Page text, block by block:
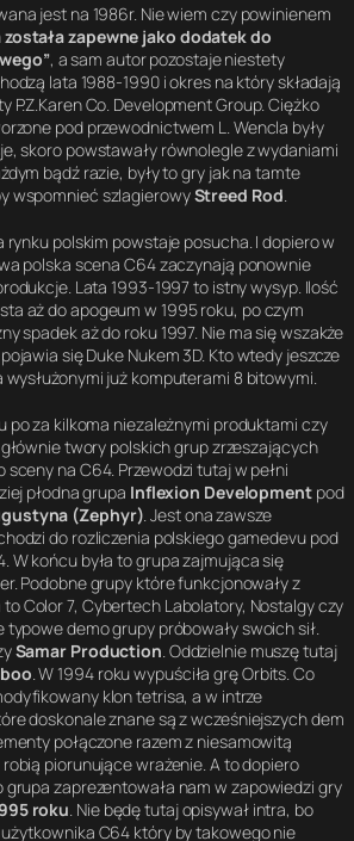
jest na 1986r. Nie wiem czy powinienem
zapewne jako dodatek do
, a sam autor pozostaje niestety
lata 1988-1990 i okres na który składają
P.Z.Karen Co. Development Group. Ciężko
pod przewodnictwem L. Wencla były
skoro powstawały równolegle z wydaniami
bądź razie, były to gry jak na tamte
wspomnieć szlagierowyStreed Rod.
rynku polskim powstaje posucha. I dopiero w
polska scena C64 zaczynają ponownie
Lata 1993-1997 to istny wysyp. Ilość
aż do apogeum w 1995 roku, po czym
spadek aż do roku 1997. Nie ma się wszakże
się Duke Nukem 3D. Kto wtedy jeszcze
już komputerami 8 bitowymi.
po za kilkoma niezależnymi produktami czy
twory polskich grup zrzeszających
sceny na C64. Przewodzi tutaj w pełni
płodna grupa Inflexion Developmentpod
(Zephyr). Jest ona zawsze
do rozliczenia polskiego gamedevu pod
W końcu była to grupa zajmująca się
Podobne grupy które funkcjonowały z
Color 7, Cybertech Labolatory, Nostalgy czy
typowe demo grupy próbowały swoich sił.
Samar Production. Oddzielnie muszę tutaj
. W 1994 roku wypuściła grę Orbits. Co
klon tetrisa, a w intrze
doskonale znane są z wcześniejszych dem
połączone razem z niesamowitą
piorunujące wrażenie. A to dopiero
zaprezentowała nam w zapowiedzi gry
roku. Nie będę tutaj opisywał intra, bo
C64 który by takowego nie